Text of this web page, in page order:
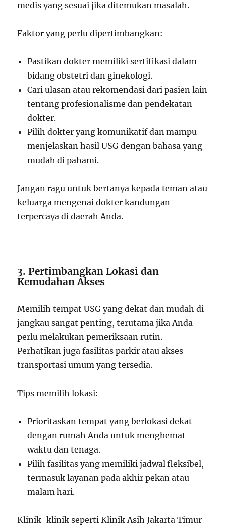
medis yang sesuai jika ditemukan masalah.
Faktor yang perlu dipertimbangkan:
Pastikan dokter memiliki sertifikasi dalam
bidang obstetri dan ginekologi.
Cari ulasan atau rekomendasi dari pasien lain
tentang profesionalisme dan pendekatan
dokter.
Pilih dokter yang komunikatif dan mampu
menjelaskan hasil USG dengan bahasa yang
mudah di pahami.
Jangan ragu untuk bertanya kepada teman atau
keluarga mengenai dokter kandungan
terpercaya di daerah Anda.
3. Pertimbangkan Lokasi dan
Kemudahan Akses
Memilih tempat USG yang dekat dan mudah di
jangkau sangat penting, terutama jika Anda
perlu melakukan pemeriksaan rutin.
Perhatikan juga fasilitas parkir atau akses
transportasi umum yang tersedia.
Tips memilih lokasi:
Prioritaskan tempat yang berlokasi dekat
dengan rumah Anda untuk menghemat
waktu dan tenaga.
Pilih fasilitas yang memiliki jadwal fleksibel,
termasuk layanan pada akhir pekan atau
malam hari.
Klinik-klinik seperti Klinik Asih Jakarta Timur